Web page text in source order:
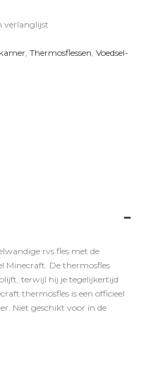
verlanglijst
, Thermosflessen, Voedsel-
rvs fles met de
Minecraft. De thermosfles
terwijl hij je tegelijkertijd
thermosfles is een officieel
Niet geschikt voor in de